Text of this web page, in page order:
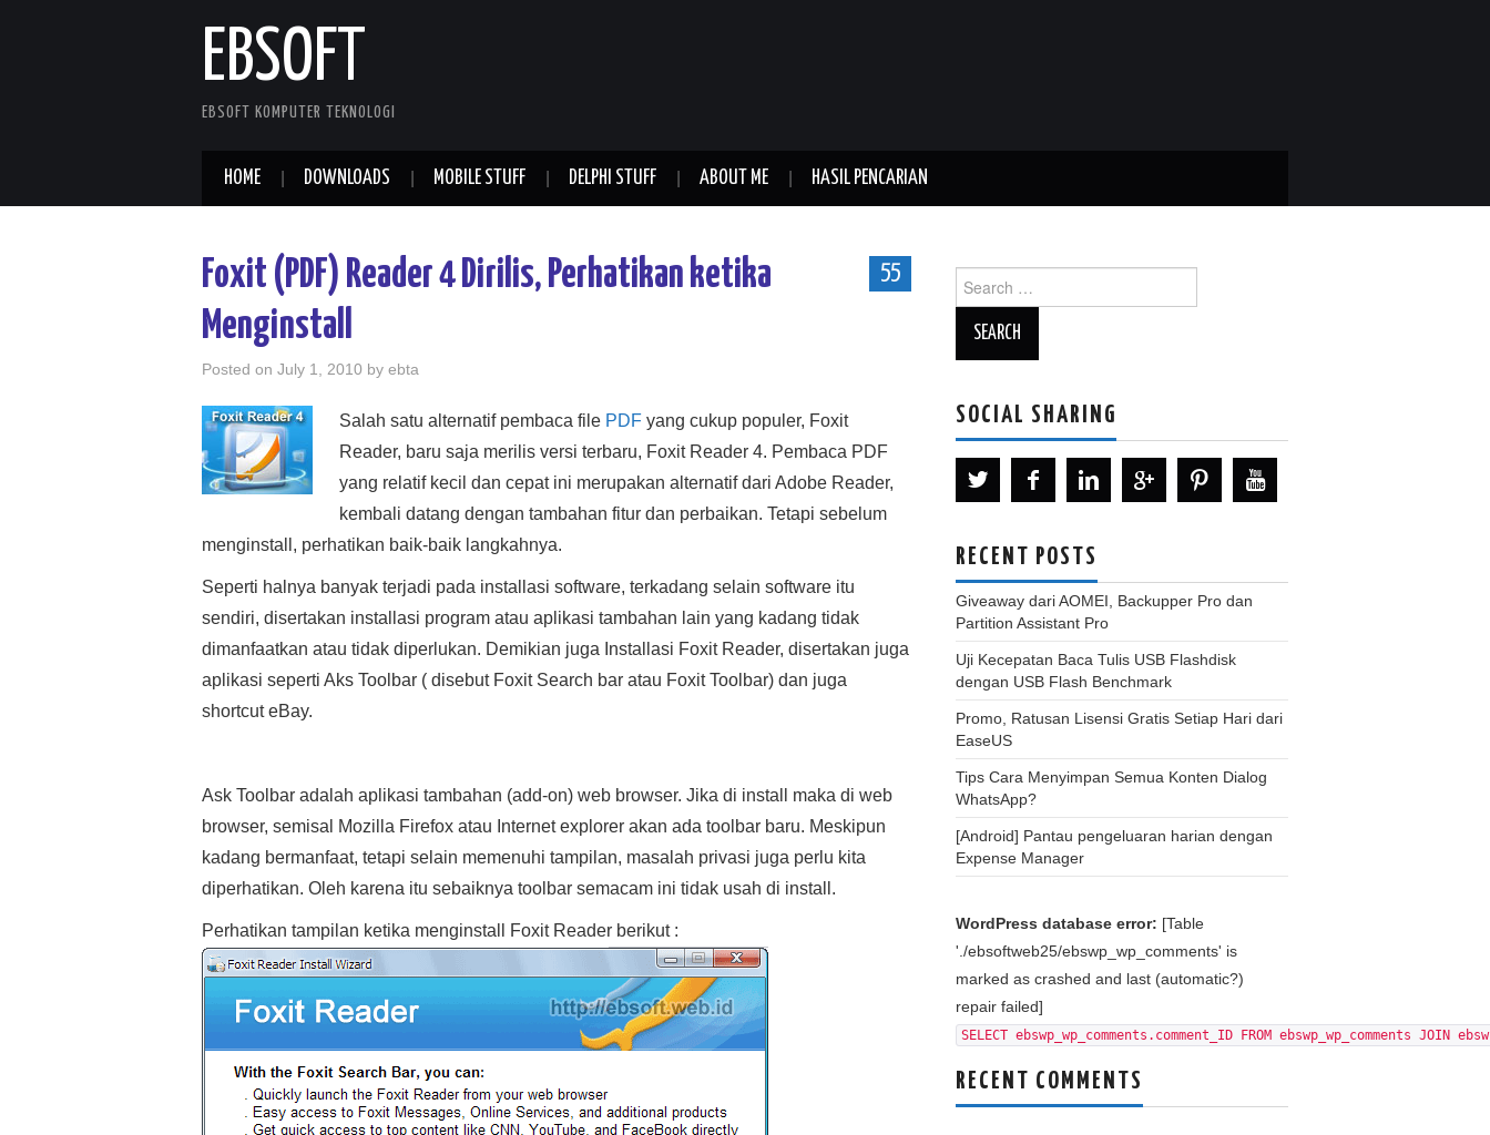
EBSOFT
EBSOFT KOMPUTER TEKNOLOGI
HOME DOWNLOADS MOBILE STUFF DELPHI STUFF ABOUT ME HASIL PENCARIAN
55
Foxit (PDF) Reader 4 Dirilis, Perhatikan ketika
Menginstall
Posted on July 1, 2010 by ebta
Salah satu alternatif pembaca file PDF yang cukup populer, Foxit
Reader, baru saja merilis versi terbaru, Foxit Reader 4. Pembaca PDF
yang relatif kecil dan cepat ini merupakan alternatif dari Adobe Reader,
kembali datang dengan tambahan fitur dan perbaikan. Tetapi sebelum
menginstall, perhatikan baik-baik langkahnya.
Seperti halnya banyak terjadi pada installasi software, terkadang selain software itu
sendiri, disertakan installasi program atau aplikasi tambahan lain yang kadang tidak
dimanfaatkan atau tidak diperlukan. Demikian juga Installasi Foxit Reader, disertakan juga
aplikasi seperti Aks Toolbar ( disebut Foxit Search bar atau Foxit Toolbar) dan juga
shortcut eBay.
Ask Toolbar adalah aplikasi tambahan (add-on) web browser. Jika di install maka di web
browser, semisal Mozilla Firefox atau Internet explorer akan ada toolbar baru. Meskipun
kadang bermanfaat, tetapi selain memenuhi tampilan, masalah privasi juga perlu kita
diperhatikan. Oleh karena itu sebaiknya toolbar semacam ini tidak usah di install.
Perhatikan tampilan ketika menginstall Foxit Reader berikut :
for:
SOCIAL SHARING
RECENT POSTS
Giveaway dari AOMEI, Backupper Pro dan
Partition Assistant Pro
Uji Kecepatan Baca Tulis USB Flashdisk
dengan USB Flash Benchmark
Promo, Ratusan Lisensi Gratis Setiap Hari dari
EaseUS
Tips Cara Menyimpan Semua Konten Dialog
WhatsApp?
[Android] Pantau pengeluaran harian dengan
Expense Manager
WordPress database error: [Table
'./ebsoftweb25/ebswp_wp_comments' is
marked as crashed and last (automatic?)
repair failed]
SELECT ebswp_wp_comments.comment_ID FROM ebswp_wp_comments
RECENT COMMENTS